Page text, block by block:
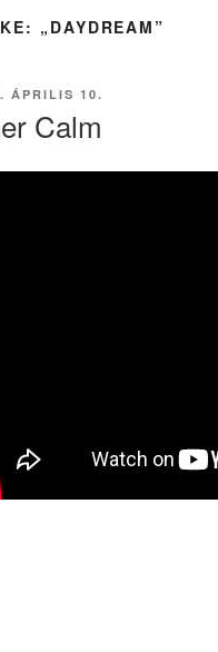
„DAYDREAM”
ÁPRILIS 10.
Calm